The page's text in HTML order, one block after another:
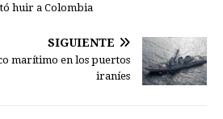
huir a Colombia
SIGUIENTE
marítimo en los puertos
iraníes